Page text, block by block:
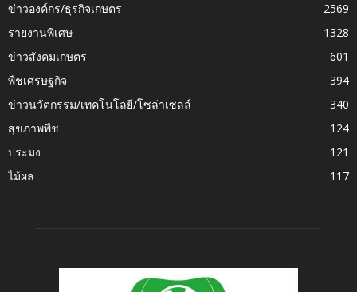
ข่าวองค์กร/ธุรกิจเกษตร
2569
รายงานพิเศษ
1328
ข่าวสังคมเกษตร
601
พืชเศรษฐกิจ
394
ข่าวนวัตกรรม/เทคโนโลยี/โซล่าเซลล์
340
สุขภาพพืช
124
ประมง
121
ไม้ผล
117